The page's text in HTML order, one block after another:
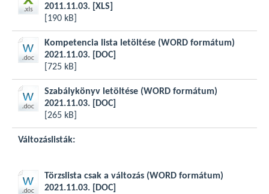
2011.11.03. [XLS]
[190 kB]
Kompetencia lista letöltése (WORD formátum)
2021.11.03.
[DOC]
[725 kB]
Szabálykönyv letöltése (WORD formátum)
2021.11.03.
[DOC]
[265 kB]
Változáslisták:
Törzslista csak a változás (WORD formátum)
2021.11.03.
[DOC]